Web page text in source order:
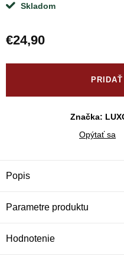
Skladom
€24,90
Značka:
Opýtať sa
Popis
Parametre produktu
Hodnotenie